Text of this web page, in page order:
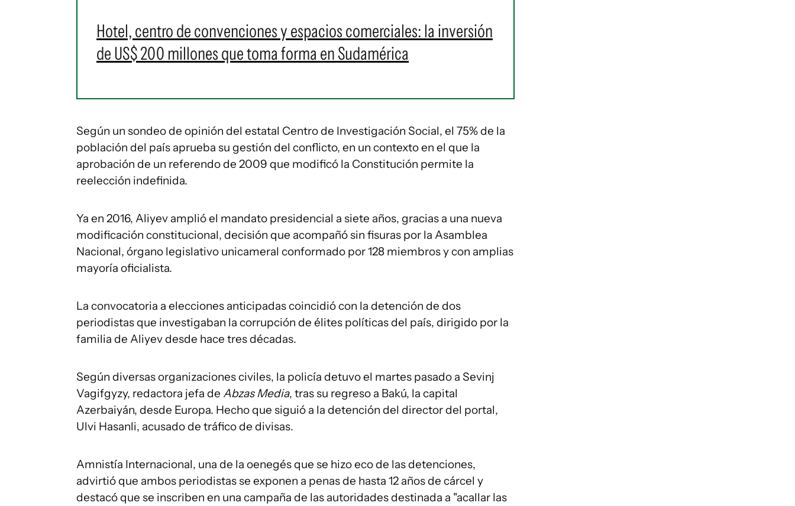
Hotel, centro de convenciones y espacios comerciales: la inversión
de US$ 200 millones que toma forma en Sudamérica
Según un sondeo de opinión del estatal Centro de Investigación Social, el 75% de la
población del país aprueba su gestión del conflicto, en un contexto en el que la
aprobación de un referendo de 2009 que modificó la Constitución permite la
reelección indefinida.
Ya en 2016, Aliyev amplió el mandato presidencial a siete años, gracias a una nueva
modificación constitucional, decisión que acompañó sin fisuras por la Asamblea
Nacional, órgano legislativo unicameral conformado por 128 miembros y con amplias
mayoría oficialista.
La convocatoria a elecciones anticipadas coincidió con la detención de dos
periodistas que investigaban la corrupción de élites políticas del país, dirigido por la
familia de Aliyev desde hace tres décadas.
Según diversas organizaciones civiles, la policía detuvo el martes pasado a Sevinj
Vagifgyzy, redactora jefa de Abzas Media, tras su regreso a Bakú, la capital
Azerbaiyán, desde Europa. Hecho que siguió a la detención del director del portal,
Ulvi Hasanli, acusado de tráfico de divisas.
Amnistía Internacional, una de la oenegés que se hizo eco de las detenciones,
advirtió que ambos periodistas se exponen a penas de hasta 12 años de cárcel y
destacó que se inscriben en una campaña de las autoridades destinada a "acallar las